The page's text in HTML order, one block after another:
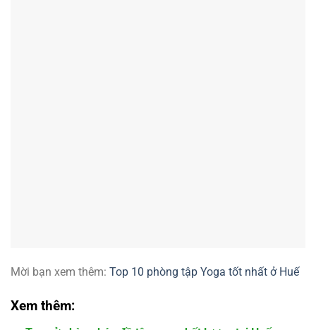
Mời bạn xem thêm: Top 10 phòng tập Yoga tốt nhất ở Huế
Xem thêm: